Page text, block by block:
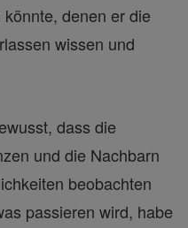
denen er die
wissen und
dass die
und die Nachbarn
beobachten
passieren wird, habe